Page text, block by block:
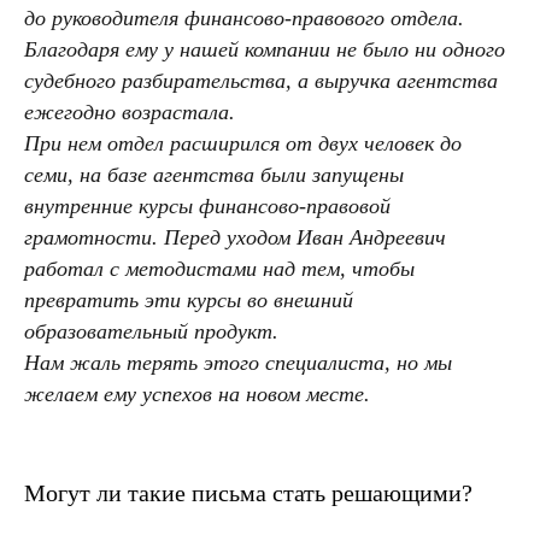
до руководителя финансово-правового отдела.
Благодаря ему у нашей компании не было ни одного
судебного разбирательства, а выручка агентства
ежегодно возрастала.
При нем отдел расширился от двух человек до
семи, на базе агентства были запущены
внутренние курсы финансово-правовой
грамотности. Перед уходом Иван Андреевич
работал с методистами над тем, чтобы
превратить эти курсы во внешний
образовательный продукт.
Нам жаль терять этого специалиста, но мы
желаем ему успехов на новом месте.
Могут ли такие письма стать решающими?